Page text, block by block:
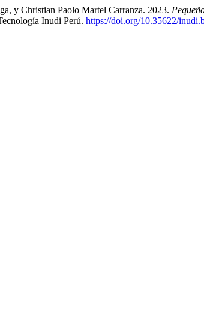
y Christian Paolo Martel Carranza. 2023.
Inudi Perú. https://doi.org/10.35622/